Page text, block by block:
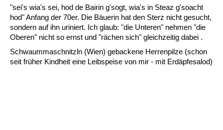
"sei's wia's sei, hod de Bairin g'sogt, wia's in Steaz g'soacht
hod" Anfang der 70er. Die Bäuerin hat den Sterz nicht gesucht,
sondern auf ihn uriniert. Ich glaub: "die Unteren" nehmen "die
Oberen" nicht so ernst und "rächen sich" gleichzeitig dabei .
Schwaummaschnitzln (Wien) gebackene Herrenpilze (schon
seit früher Kindheit eine Leibspeise von mir - mit Erdäpfesalod)